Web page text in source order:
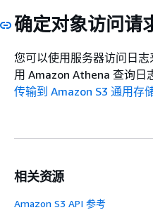
确定对象访问请
您可以使用服务器访问日
用 Amazon Athena 查询日
传输到 Amazon S3 通用存
相关资源
Amazon S3 API 参考